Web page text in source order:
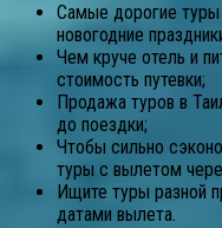
Самые дорогие туры
новогодние
Чем круче отель и
стоимость путевки;
Продажа туров в
до поездки;
Чтобы сильно
туры с вылетом
Ищите туры разной
датами вылета.